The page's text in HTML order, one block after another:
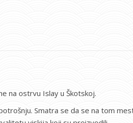
na ostrvu Islay u Škotskoj.
Smatra se da se na tom